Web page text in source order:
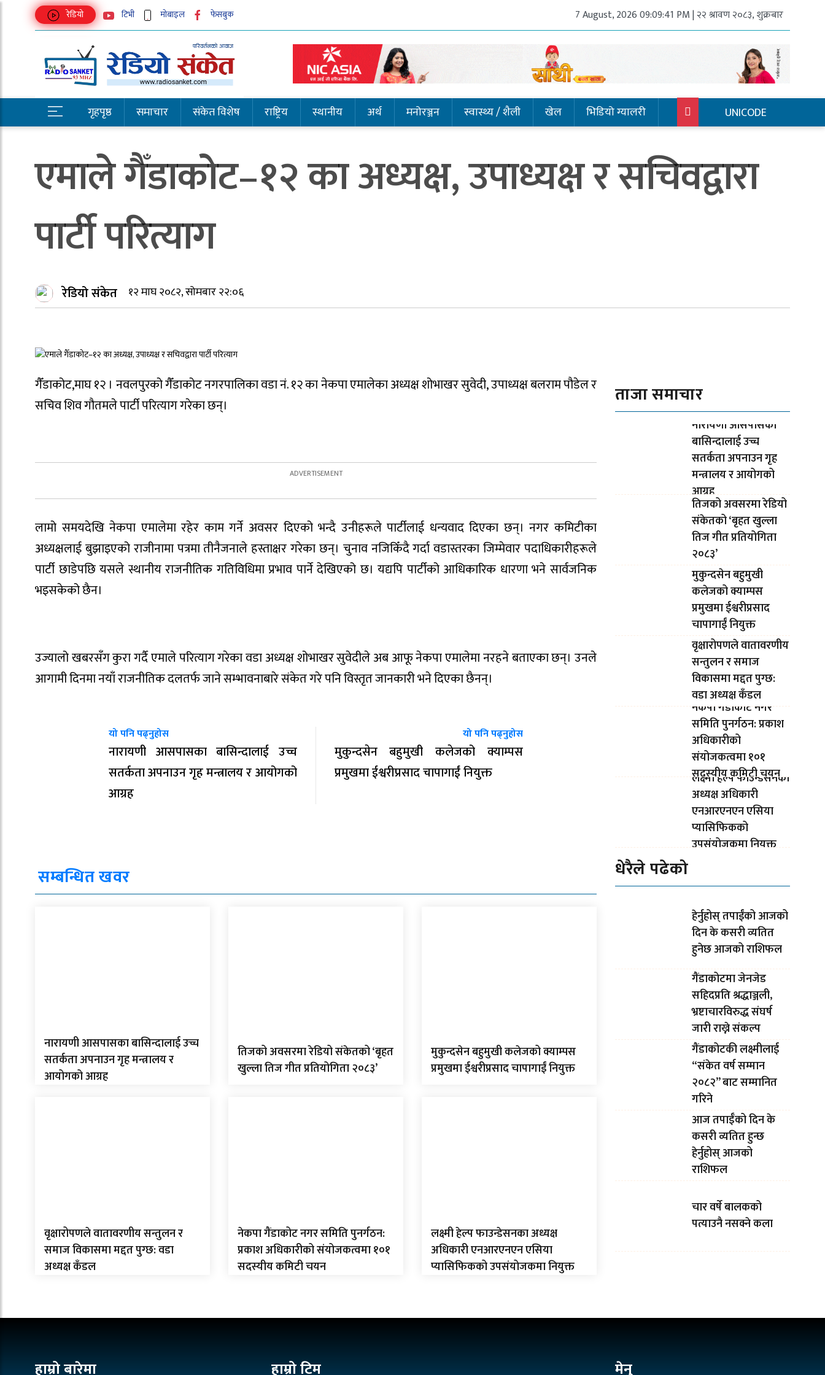
रेडियो टिभी मोबाइल फेसबुक 7 August, 2026 09:09:41 PM | २२ श्रावण २०८३, शुक्रबार
गृहपृष्ठ समाचार संकेत विशेष राष्ट्रिय स्थानीय अर्थ मनोरञ्जन स्वास्थ्य / शैली खेल भिडियो ग्यालरी UNICODE
एमाले गैँडाकोट–१२ का अध्यक्ष, उपाध्यक्ष र सचिवद्वारा
पार्टी परित्याग
रेडियो संकेत १२ माघ २०८२, सोमबार २२:०६
गैँडाकोट,माघ १२ । नवलपुरको गैँडाकोट नगरपालिका वडा नं. १२ का नेकपा एमालेका अध्यक्ष शोभाखर सुवेदी, उपाध्यक्ष बलराम पौडेल र
सचिव शिव गौतमले पार्टी परित्याग गरेका छन्।
लामो समयदेखि नेकपा एमालेमा रहेर काम गर्ने अवसर दिएको भन्दै उनीहरूले पार्टीलाई धन्यवाद दिएका छन्। नगर कमिटीका
अध्यक्षलाई बुझाइएको राजीनामा पत्रमा तीनैजनाले हस्ताक्षर गरेका छन्। चुनाव नजिकिँदै गर्दा वडास्तरका जिम्मेवार पदाधिकारीहरूले
पार्टी छाडेपछि यसले स्थानीय राजनीतिक गतिविधिमा प्रभाव पार्ने देखिएको छ। यद्यपि पार्टीको आधिकारिक धारणा भने सार्वजनिक
भइसकेको छैन।
उज्यालो खबरसँग कुरा गर्दै एमाले परित्याग गरेका वडा अध्यक्ष शोभाखर सुवेदीले अब आफू नेकपा एमालेमा नरहने बताएका छन्। उनले
आगामी दिनमा नयाँ राजनीतिक दलतर्फ जाने सम्भावनाबारे संकेत गरे पनि विस्तृत जानकारी भने दिएका छैनन्।
यो पनि पढ्नुहोस
नारायणी आसपासका बासिन्दालाई उच्च
सतर्कता अपनाउन गृह मन्त्रालय र आयोगको
आग्रह
यो पनि पढ्नुहोस
मुकुन्दसेन बहुमुखी कलेजको क्याम्पस
प्रमुखमा ईश्वरीप्रसाद चापागाईं नियुक्त
सम्बन्धित खवर
नारायणी आसपासका बासिन्दालाई उच्च
सतर्कता अपनाउन गृह मन्त्रालय र
आयोगको आग्रह
तिजको अवसरमा रेडियो संकेतको ‘बृहत
खुल्ला तिज गीत प्रतियोगिता २०८३’
मुकुन्दसेन बहुमुखी कलेजको क्याम्पस
प्रमुखमा ईश्वरीप्रसाद चापागाईं नियुक्त
वृक्षारोपणले वातावरणीय सन्तुलन र
समाज विकासमा मद्दत पुग्छ: वडा
अध्यक्ष कँडल
नेकपा गैंडाकोट नगर समिति पुनर्गठन:
प्रकाश अधिकारीको संयोजकत्वमा १०१
सदस्यीय कमिटी चयन
लक्ष्मी हेल्प फाउन्डेसनका अध्यक्ष
अधिकारी एनआरएनएन एसिया
प्यासिफिकको उपसंयोजकमा नियुक्त
ताजा समाचार
नारायणी आसपासका
बासिन्दालाई उच्च
सतर्कता अपनाउन गृह
मन्त्रालय र आयोगको
आग्रह
तिजको अवसरमा रेडियो
संकेतको ‘बृहत खुल्ला
तिज गीत प्रतियोगिता
२०८३’
मुकुन्दसेन बहुमुखी
कलेजको क्याम्पस
प्रमुखमा ईश्वरीप्रसाद
चापागाईं नियुक्त
वृक्षारोपणले वातावरणीय
सन्तुलन र समाज
विकासमा मद्दत पुग्छ:
वडा अध्यक्ष कँडल
नेकपा गैंडाकोट नगर
समिति पुनर्गठन: प्रकाश
अधिकारीको
संयोजकत्वमा १०१
सदस्यीय कमिटी चयन
लक्ष्मी हेल्प फाउन्डेसनका
अध्यक्ष अधिकारी
एनआरएनएन एसिया
प्यासिफिकको
उपसंयोजकमा नियुक्त
धेरैले पढेको
हेर्नुहोस् तपाईंको आजको
दिन के कसरी व्यतित
हुनेछ आजको राशिफल
गैंडाकोटमा जेनजेड
सहिदप्रति श्रद्धाञ्जली,
भ्रष्टाचारविरुद्ध संघर्ष
जारी राख्ने संकल्प
गैंडाकोटकी लक्ष्मीलाई
“संकेत वर्ष सम्मान
२०८२” बाट सम्मानित
गरिने
आज तपाईँको दिन के
कसरी व्यतित हुन्छ
हेर्नुहोस् आजको
राशिफल
चार वर्षे बालकको
पत्याउनै नसक्ने कला
हाम्रो बारेमा हाम्रो टिम मेनु